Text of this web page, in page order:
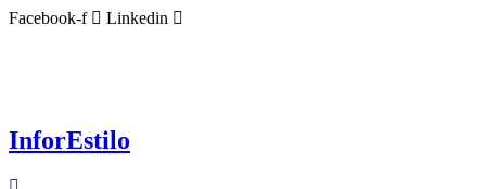
Ir
Facebook-f Linkedin
InforEstilo